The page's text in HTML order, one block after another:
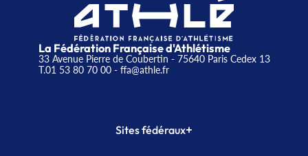
La Fédération Française d'Athlétisme
33 Avenue Pierre de Coubertin - 75640 Paris Cedex 13
T.01 53 80 70 00- ffa@athle.fr
Sites fédéraux+